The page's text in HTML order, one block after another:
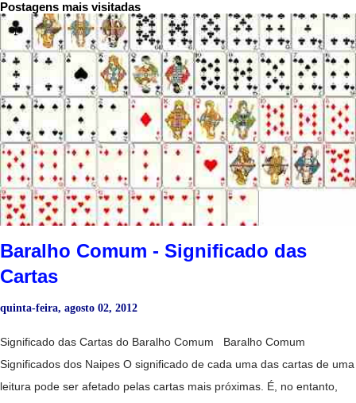
Postagens mais visitadas
Baralho Comum - Significado das
Cartas
quinta-feira, agosto 02, 2012
Significado das Cartas do Baralho Comum Baralho Comum
Significados dos Naipes O significado de cada uma das cartas de uma
leitura pode ser afetado pelas cartas mais próximas. É, no entanto,